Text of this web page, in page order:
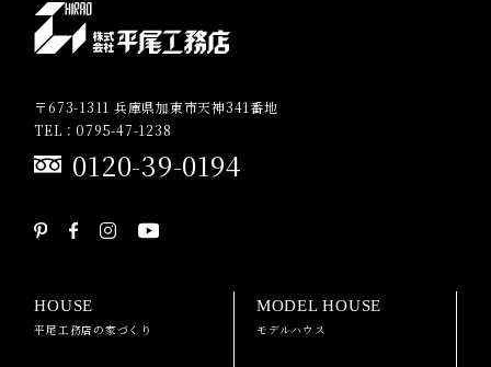
〒673-1311 兵庫県加東市天神341番地
TEL：0795-47-1238
0120-39-0194
HOUSE
平尾工務店の家づくり
MODEL HOUSE
モデルハウス